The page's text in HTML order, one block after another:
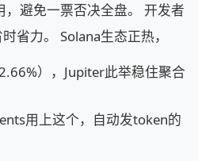
避免一票否决全盘。 开发者
省力。 Solana生态正热，
2.66%），Jupiter此举稳住聚合
用上这个，自动发token的